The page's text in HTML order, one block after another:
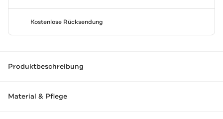
Kostenlose Rücksendung
Produktbeschreibung
Material & Pflege